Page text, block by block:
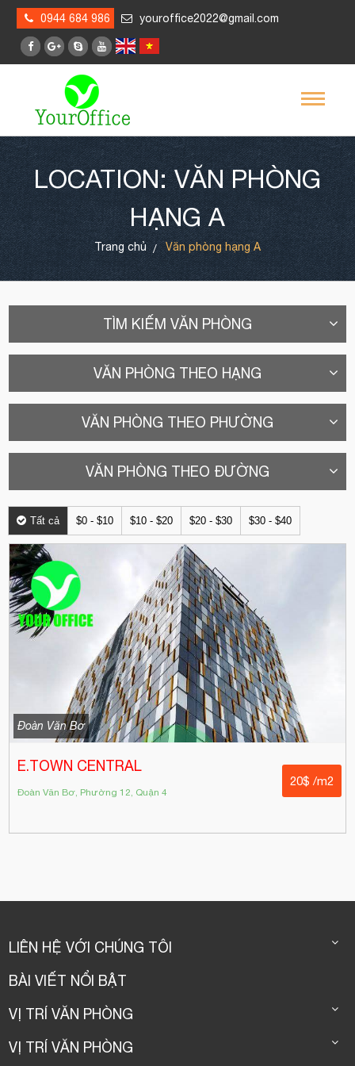
0944 684 986 youroffice2022@gmail.com
LOCATION: VĂN PHÒNG
HẠNG A
Trang chủ Văn phòng hạng A
TÌM KIẾM VĂN PHÒNG
VĂN PHÒNG THEO HẠNG
VĂN PHÒNG THEO PHƯỜNG
VĂN PHÒNG THEO ĐƯỜNG
Tất cả $0 - $10 $10 - $20 $20 - $30 $30 - $40
Đoàn Văn Bơ
E.TOWN CENTRAL
Đoàn Văn Bơ, Phường 12, Quận 4
20$ /m2
LIÊN HỆ VỚI CHÚNG TÔI
BÀI VIẾT NỔI BẬT
VỊ TRÍ VĂN PHÒNG
VỊ TRÍ VĂN PHÒNG